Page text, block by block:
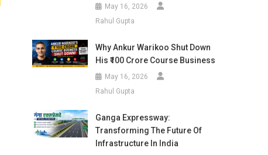
May 16, 2026
Rahul Gupta
Why Ankur Warikoo Shut Down
His ₹100 Crore Course Business
May 16, 2026
Rahul Gupta
Ganga Expressway:
Transforming The Future Of
Infrastructure In India